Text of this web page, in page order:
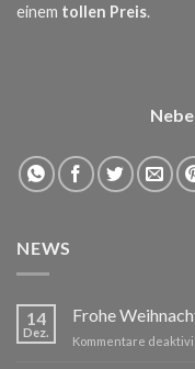
einem tollen Preis.
NEWS
14
Dez.
Frohe
Kommentare